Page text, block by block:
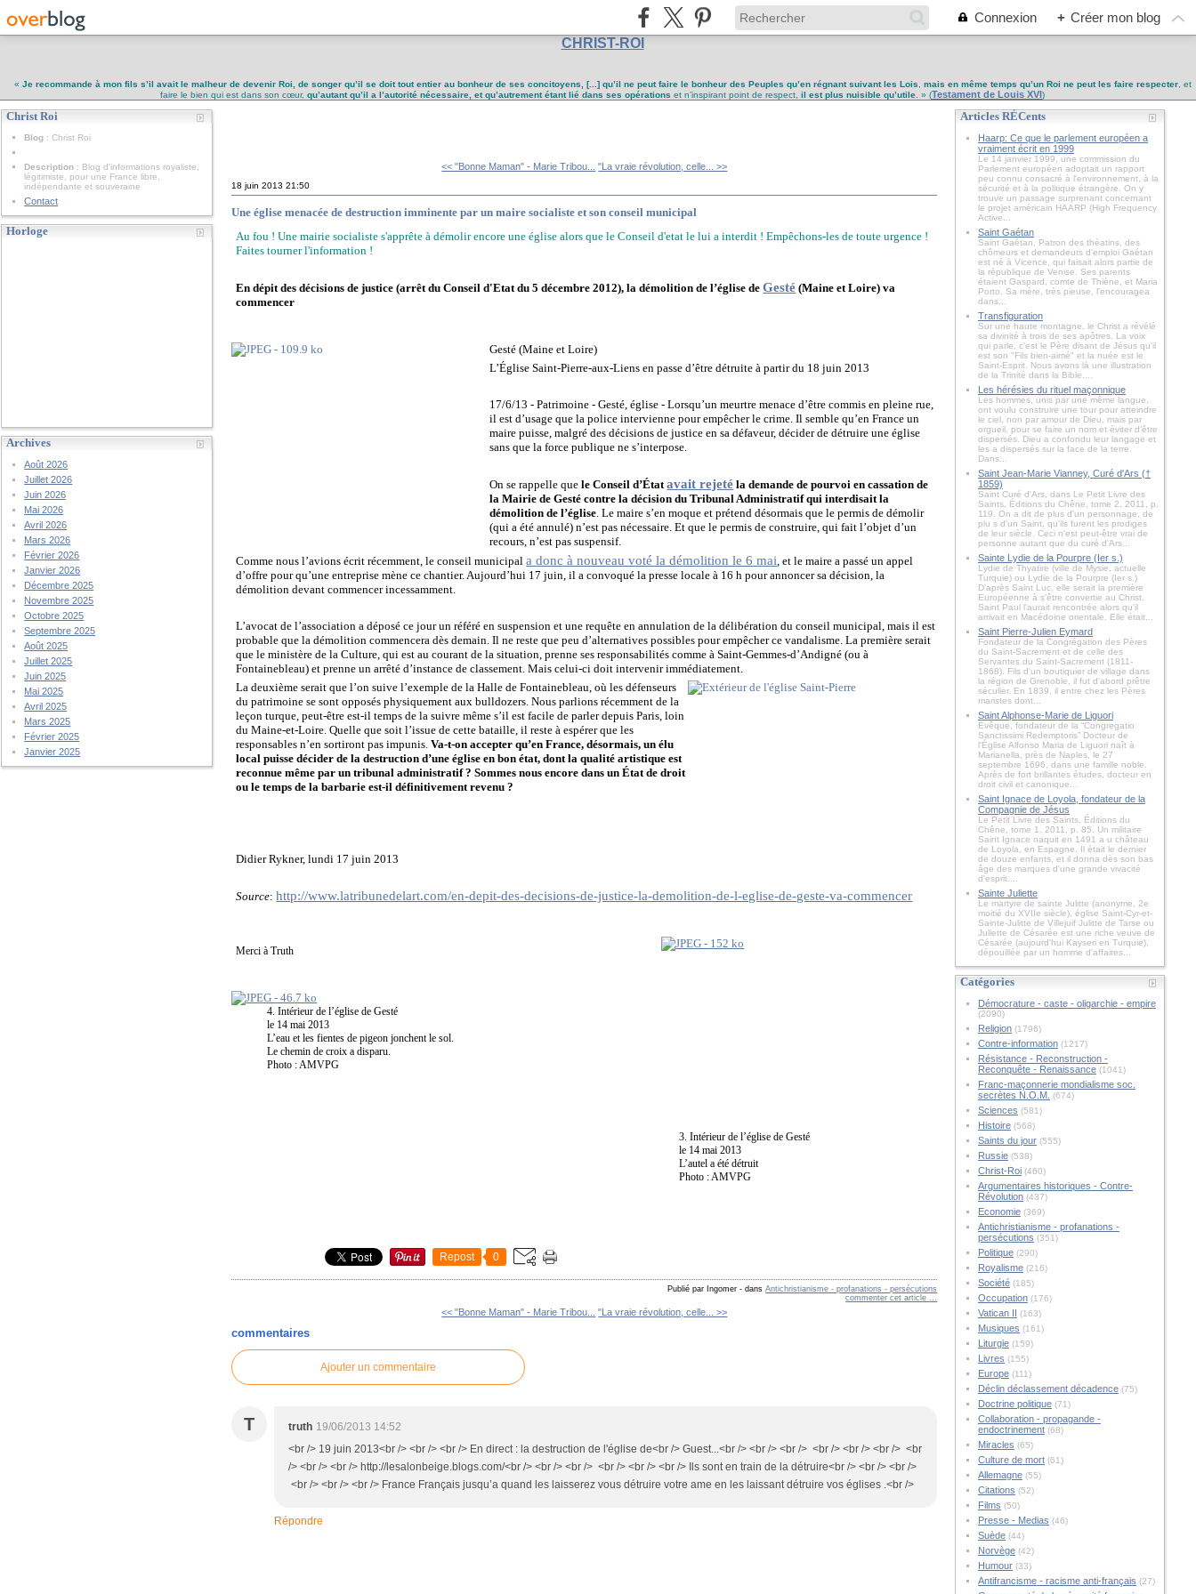
Connexion + Créer mon blog
CHRIST-ROI
« Je recommande à mon fils s’il avait le malheur de devenir Roi, de songer qu’il se doit tout entier au bonheur de ses concitoyens, [...] qu’il ne peut faire le bonheur des Peuples qu’en régnant suivant les Lois mais en même temps qu’un Roi ne peut les faire respecter, et
faire le bien qui est dans son cœur, qu’autant qu’il a l’autorité nécessaire, et qu’autrement étant lié dans ses opérations et n’inspirant point de respect, il est plus nuisible qu’utile . » (Testament de Louis XVI)
Christ Roi
Blog : Christ Roi
Description : Blog d'informations royaliste,
légitimiste, pour une France libre,
indépendante et souveraine
Contact
Horloge
Archives
Août 2026
Juillet 2026
Juin 2026
Mai 2026
Avril 2026
Mars 2026
Février 2026
Janvier 2026
Décembre 2025
Novembre 2025
Octobre 2025
Septembre 2025
Août 2025
Juillet 2025
Juin 2025
Mai 2025
Avril 2025
Mars 2025
Février 2025
Janvier 2025
<< "Bonne Maman" - Marie Tribou... "La vraie révolution, celle... >>
18 juin 2013 21:50
Une église menacée de destruction imminente par un maire socialiste et son conseil municipal
Au fou ! Une mairie socialiste s'apprête à démolir encore une église alors que le Conseil d'etat le lui a interdit ! Empêchons-les de toute urgence !
Faites tourner l'information !
En dépit des décisions de justice (arrêt du Conseil d'Etat du 5 décembre 2012), la démolition de l’église deGesté (Maine et Loire) va
commencer
Gesté (Maine et Loire)
L’Église Saint-Pierre-aux-Liens en passe d’être détruite à partir du 18 juin 2013
17/6/13 - Patrimoine - Gesté, église - Lorsqu’un meurtre menace d’être commis en pleine rue,
il est d’usage que la police intervienne pour empêcher le crime. Il semble qu’en France un
maire puisse, malgré des décisions de justice en sa défaveur, décider de détruire une église
sans que la force publique ne s’interpose.
On se rappelle quele Conseil d’Étatavait rejeté la demande de pourvoi en cassation de
la Mairie de Gesté contre la décision du Tribunal Administratif qui interdisait la
démolition de l’église . Le maire s’en moque et prétend désormais que le permis de démolir
(qui a été annulé) n’est pas nécessaire. Et que le permis de construire, qui fait l’objet d’un
recours, n’est pas suspensif.
Comme nous l’avions écrit récemment, le conseil municipala donc à nouveau voté la démolition le 6 mai , et le maire a passé un appel
d’offre pour qu’une entreprise mène ce chantier. Aujourd’hui 17 juin, il a convoqué la presse locale à 16 h pour annoncer sa décision, la
démolition devant commencer incessamment.
L’avocat de l’association a déposé ce jour un référé en suspension et une requête en annulation de la délibération du conseil municipal, mais il est
probable que la démolition commencera dès demain. Il ne reste que peu d’alternatives possibles pour empêcher ce vandalisme. La première serait
que le ministère de la Culture, qui est au courant de la situation, prenne ses responsabilités comme à Saint-Gemmes-d’Andigné (ou à
Fontainebleau) et prenne un arrêté d’instance de classement. Mais celui-ci doit intervenir immédiatement.
La deuxième serait que l’on suive l’exemple de la Halle de Fontainebleau, où les défenseurs
du patrimoine se sont opposés physiquement aux bulldozers. Nous parlions récemment de la
leçon turque, peut-être est-il temps de la suivre même s’il est facile de parler depuis Paris, loin
du Maine-et-Loire. Quelle que soit l’issue de cette bataille, il reste à espérer que les
responsables n’en sortiront pas impunis.Va-t-on accepter qu’en France, désormais, un élu
local puisse décider de la destruction d’une église en bon état, dont la qualité artistique est
reconnue même par un tribunal administratif ? Sommes nous encore dans un État de droit
ou le temps de la barbarie est-il définitivement revenu ?
Didier Rykner, lundi 17 juin 2013
Source:http://www.latribunedelart.com/en-depit-des-decisions-de-justice-la-demolition-de-l-eglise-de-geste-va-commencer
3. Intérieur de l’église de Gesté
le 14 mai 2013
L’autel a été détruit
Photo : AMVPG
Merci à Truth
4. Intérieur de l’église de Gesté
le 14 mai 2013
L’eau et les fientes de pigeon jonchent le sol.
Le chemin de croix a disparu.
Photo : AMVPG
Repost 0
Publié par Ingomer - dansAntichristianisme - profanations - persécutions
commenter cet article
<< "Bonne Maman" - Marie Tribou... "La vraie révolution, celle... >>
commentaires
Ajouter un commentaire
T truth 19/06/2013 14:52
<br /> 19 juin 2013<br /> <br /> <br /> En direct : la destruction de l'église de<br /> Guest...<br /> <br /> <br /> <br /> <br /> <br /> <br
/> <br /> <br /> http://lesalonbeige.blogs.com/<br /> <br /> <br /> <br /> <br /> <br /> Ils sont en train de la détruire<br /> <br /> <br />
<br /> <br /> <br /> France Français jusqu’a quand les laisserez vous détruire votre ame en les laissant détruire vos églises .<br />
Répondre
Articles RÉCents
Haarp: Ce que le parlement européen a
vraiment écrit en 1999
Le 14 janvier 1999, une commission du
Parlement européen adoptait un rapport
peu connu consacré à l'environnement, à la
sécurité et à la politique étrangère. On y
trouve un passage surprenant concernant
le projet américain HAARP (High Frequency
Active...
Saint Gaétan
Saint Gaétan, Patron des théatins, des
chômeurs et demandeurs d'emploi Gaétan
est né à Vicence, qui faisait alors partie de
la république de Venise. Ses parents
étaient Gaspard, comte de Thiène, et Maria
Porto. Sa mère, très pieuse, l'encouragea
dans...
Transfiguration
Sur une haute montagne, le Christ a révélé
sa divinité à trois de ses apôtres. La voix
qui parle, c'est le Père disant de Jésus qu'il
est son "Fils bien-aimé" et la nuée est le
Saint-Esprit. Nous avons là une illustration
de la Trinité dans la Bible....
Les hérésies du rituel maçonnique
Les hommes, unis par une même langue,
ont voulu construire une tour pour atteindre
le ciel, non par amour de Dieu, mais par
orgueil, pour se faire un nom et éviter d’être
dispersés. Dieu a confondu leur langage et
les a dispersés sur la face de la terre.
Dans...
Saint Jean-Marie Vianney, Curé d'Ars (†
1859)
Saint Curé d'Ars, dans Le Petit Livre des
Saints, Éditions du Chêne, tome 2, 2011, p.
119. On a dit de plus d'un personnage, de
plu s d'un Saint, qu'ils furent les prodiges
de leur siècle. Ceci n'est peut-être vrai de
personne autant que du curé d'Ars...
Sainte Lydie de la Pourpre (Ier s.)
Lydie de Thyatire (ville de Mysie, actuelle
Turquie) ou Lydie de la Pourpre (Ier s.)
D'après Saint Luc, elle serait la première
Européenne à s'être convertie au Christ.
Saint Paul l'aurait rencontrée alors qu'il
arrivait en Macédoine orientale. Elle était...
Saint Pierre-Julien Eymard
Fondateur de la Congrégation des Pères
du Saint-Sacrement et de celle des
Servantes du Saint-Sacrement (1811-
1868). Fils d'un boutiquier de village dans
la région de Grenoble, il fut d'abord prêtre
séculier. En 1839, il entre chez les Pères
maristes dont...
Saint Alphonse-Marie de Liguori
Évêque, fondateur de la “Congregatio
Sanctissimi Redemptoris” Docteur de
l'Église Alfonso Maria de Liguori naît à
Marianella, près de Naples, le 27
septembre 1696, dans une famille noble.
Après de fort brillantes études, docteur en
droit civil et canonique...
Saint Ignace de Loyola, fondateur de la
Compagnie de Jésus
Le Petit Livre des Saints, Éditions du
Chêne, tome 1, 2011, p. 85. Un militaire
Saint Ignace naquit en 1491 a u château
de Loyola, en Espagne. Il était le dernier
de douze enfants, et il donna dès son bas
âge des marques d'une grande vivacité
d'esprit....
Sainte Juliette
Le martyre de sainte Julitte (anonyme, 2e
moitié du XVIIe siècle), église Saint-Cyr-et-
Sainte-Julitte de Villejuif Julitte de Tarse ou
Juliette de Césarée est une riche veuve de
Césarée (aujourd'hui Kayseri en Turquie),
dépouillée par un homme d'affaires...
Catégories
Démocrature - caste - oligarchie - empire
(2090)
Religion(1796)
Contre-information(1217)
Résistance - Reconstruction -
Reconquête - Renaissance(1041)
Franc-maçonnerie mondialisme soc.
secrètes N.O.M. (674)
Sciences (581)
Histoire(568)
Saints du jour(555)
Russie(538)
Christ-Roi(460)
Argumentaires historiques - Contre-
Révolution(437)
Economie(369)
Antichristianisme - profanations -
persécutions (351)
Politique(290)
Royalisme(216)
Société(185)
Occupation(176)
Vatican II (163)
Musiques (161)
Liturgie(159)
Livres (155)
Europe(111)
Déclin déclassement décadence(75)
Doctrine politique(71)
Collaboration - propagande -
endoctrinement(68)
Miracles (65)
Culture de mort(61)
Allemagne(55)
Citations (52)
Films (50)
Presse - Medias (46)
Suède(44)
Norvège(42)
Humour(33)
Antifrancisme - racisme anti-français (27)